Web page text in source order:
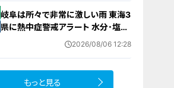
岐阜は所々で非常に激しい雨 東海3
県に熱中症警戒アラート 水分･塩分
補給など対策を 愛知･名古屋･岐阜･
2026/08/06 12:28
もっと見る